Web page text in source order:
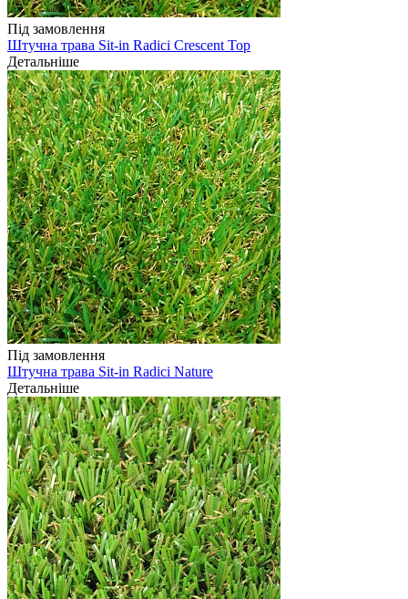
Під замовлення
Штучна трава Sit-in Radici Crescent Top
Детальніше
Під замовлення
Штучна трава Sit-in Radici Nature
Детальніше